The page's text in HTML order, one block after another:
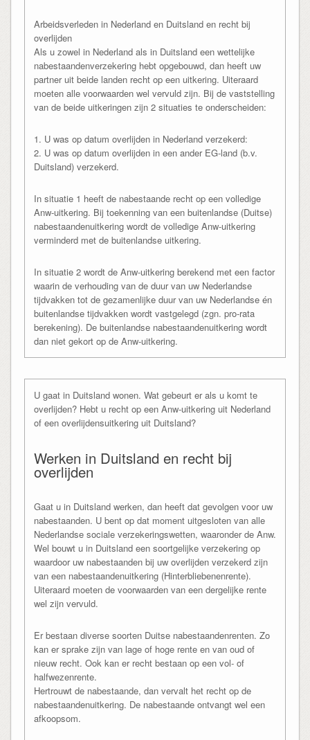
Arbeidsverleden in Nederland en Duitsland en recht bij
overlijden
Als u zowel in Nederland als in Duitsland een wettelijke
nabestaandenverzekering hebt opgebouwd, dan heeft uw
partner uit beide landen recht op een uitkering. Uiteraard
moeten alle voorwaarden wel vervuld zijn. Bij de vaststelling
van de beide uitkeringen zijn 2 situaties te onderscheiden:
1. U was op datum overlijden in Nederland verzekerd:
2. U was op datum overlijden in een ander EG-land (b.v.
Duitsland) verzekerd.
In situatie 1 heeft de nabestaande recht op een volledige
Anw-uitkering. Bij toekenning van een buitenlandse (Duitse)
nabestaandenuitkering wordt de volledige Anw-uitkering
verminderd met de buitenlandse uitkering.
In situatie 2 wordt de Anw-uitkering berekend met een factor
waarin de verhouding van de duur van uw Nederlandse
tijdvakken tot de gezamenlijke duur van uw Nederlandse én
buitenlandse tijdvakken wordt vastgelegd (zgn. pro-rata
berekening). De buitenlandse nabestaandenuitkering wordt
dan niet gekort op de Anw-uitkering.
U gaat in Duitsland wonen. Wat gebeurt er als u komt te
overlijden? Hebt u recht op een Anw-uitkering uit Nederland
of een overlijdensuitkering uit Duitsland?
Werken in Duitsland en recht bij
overlijden
Gaat u in Duitsland werken, dan heeft dat gevolgen voor uw
nabestaanden. U bent op dat moment uitgesloten van alle
Nederlandse sociale verzekeringswetten, waaronder de Anw.
Wel bouwt u in Duitsland een soortgelijke verzekering op
waardoor uw nabestaanden bij uw overlijden verzekerd zijn
van een nabestaandenuitkering (Hinterbliebenenrente).
Uiteraard moeten de voorwaarden van een dergelijke rente
wel zijn vervuld.
Er bestaan diverse soorten Duitse nabestaandenrenten. Zo
kan er sprake zijn van lage of hoge rente en van oud of
nieuw recht. Ook kan er recht bestaan op een vol- of
halfwezenrente.
Hertrouwt de nabestaande, dan vervalt het recht op de
nabestaandenuitkering. De nabestaande ontvangt wel een
afkoopsom.